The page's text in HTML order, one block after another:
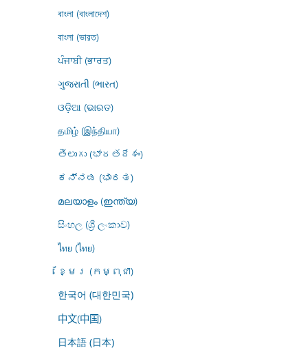
বাংলা (বাংলাদেশ)
বাংলা (ভারত)
ਪੰਜਾਬੀ (ਭਾਰਤ)
ગુજરાતી (ભારત)
ଓଡ଼ିଆ (ଭାରତ)
தமிழ் (இந்தியா)
తెలుగు (భారతదేశం)
ಕನ್ನಡ (ಭಾರತ)
മലയാളം (ഇന്ത്യ)
සිංහල (ශ්‍රී ලංකාව)
ไทย (ไทย)
ខ្មែរ (កម្ពុជា)
한국어 (대한민국)
中文(中国)
日本語 (日本)